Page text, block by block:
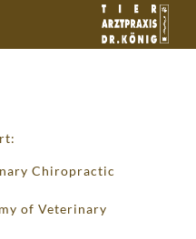
Chiropractic
of Veterinary